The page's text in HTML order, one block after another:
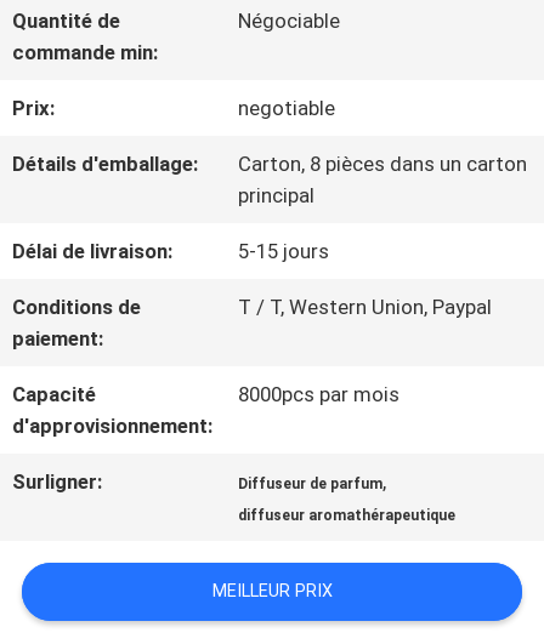
AU
D'USINE
CONTRÔLE
DE
CONTACTEZ-
Quantité de
commande min:
Négociable
Prix: negotiable
Détails d'emballage:
Carton, 8 pièces dans un carton
principal
Délai de livraison: 5-15 jours
Conditions de
paiement:
T / T, Western Union, Paypal
Capacité
d'approvisionnement:
8000pcs par mois
Surligner: Diffuseur de parfum,
diffuseur aromathérapeutique
MEILLEUR PRIX